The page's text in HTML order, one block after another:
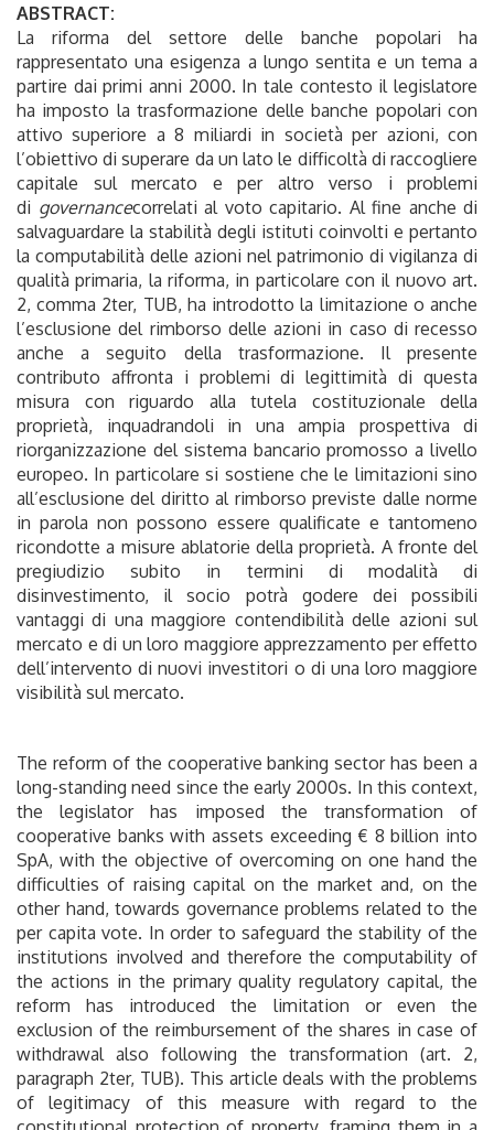
ABSTRACT:
La riforma del settore delle banche popolari ha
rappresentato una esigenza a lungo sentita e un tema a
partire dai primi anni 2000. In tale contesto il legislatore
ha imposto la trasformazione delle banche popolari con
attivo superiore a 8 miliardi in società per azioni, con
l’obiettivo di superare da un lato le difficoltà di raccogliere
capitale sul mercato e per altro verso i problemi
di governancecorrelati al voto capitario. Al fine anche di
salvaguardare la stabilità degli istituti coinvolti e pertanto
la computabilità delle azioni nel patrimonio di vigilanza di
qualità primaria, la riforma, in particolare con il nuovo art.
2, comma 2ter, TUB, ha introdotto la limitazione o anche
l’esclusione del rimborso delle azioni in caso di recesso
anche a seguito della trasformazione. Il presente
contributo affronta i problemi di legittimità di questa
misura con riguardo alla tutela costituzionale della
proprietà, inquadrandoli in una ampia prospettiva di
riorganizzazione del sistema bancario promosso a livello
europeo. In particolare si sostiene che le limitazioni sino
all’esclusione del diritto al rimborso previste dalle norme
in parola non possono essere qualificate e tantomeno
ricondotte a misure ablatorie della proprietà. A fronte del
pregiudizio subito in termini di modalità di
disinvestimento, il socio potrà godere dei possibili
vantaggi di una maggiore contendibilità delle azioni sul
mercato e di un loro maggiore apprezzamento per effetto
dell’intervento di nuovi investitori o di una loro maggiore
visibilità sul mercato.
The reform of the cooperative banking sector has been a
long-standing need since the early 2000s. In this context,
the legislator has imposed the transformation of
cooperative banks with assets exceeding € 8 billion into
SpA, with the objective of overcoming on one hand the
difficulties of raising capital on the market and, on the
other hand, towards governance problems related to the
per capita vote. In order to safeguard the stability of the
institutions involved and therefore the computability of
the actions in the primary quality regulatory capital, the
reform has introduced the limitation or even the
exclusion of the reimbursement of the shares in case of
withdrawal also following the transformation (art. 2,
paragraph 2ter, TUB). This article deals with the problems
of legitimacy of this measure with regard to the